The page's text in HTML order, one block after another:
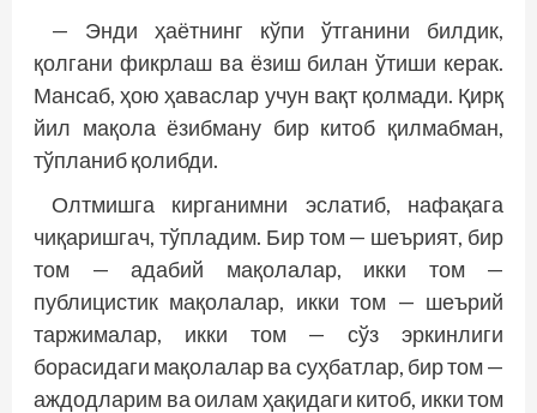
— Энди ҳаётнинг кўпи ўтганини билдик,
қолгани фикрлаш ва ёзиш билан ўтиши керак.
Мансаб, ҳою ҳаваслар учун вақт қолмади. Қирқ
йил мақола ёзибману бир китоб қилмабман,
тўпланиб қолибди.
Олтмишга кирганимни эслатиб, нафақага
чиқаришгач, тўпладим. Бир том — шеърият, бир
том — адабий мақолалар, икки том —
публицистик мақолалар, икки том — шеърий
таржималар, икки том — сўз эркинлиги
борасидаги мақолалар ва суҳбатлар, бир том —
аждодларим ва оилам ҳақидаги китоб, икки том